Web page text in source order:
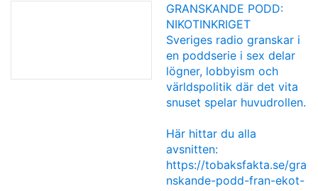
GRANSKANDE PODD:
NIKOTINKRIGET
Sveriges radio granskar i
en poddserie i sex delar
lögner, lobbyism och
världspolitik där det vita
snuset spelar huvudrollen.
Här hittar du alla
avsnitten:
https://tobaksfakta.se/gra
nskande-podd-fran-ekot-